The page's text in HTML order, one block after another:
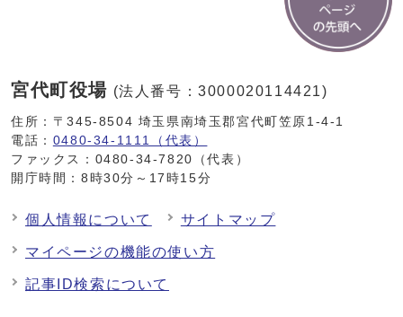
宮代町役場 (法人番号：3000020114421)
住所：〒345-8504 埼玉県南埼玉郡宮代町笠原1-4-1
電話： 0480-34-1111（代表）
ファックス：0480-34-7820（代表）
開庁時間：8時30分～17時15分
個人情報について サイトマップ
マイページの機能の使い方
記事ID検索について